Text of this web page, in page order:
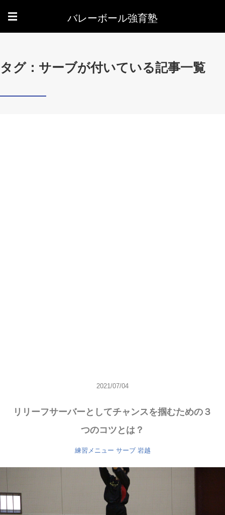
☰ バレーボール強育塾
タグ：サーブが付いている記事一覧
2021/07/04
リリーフサーバーとしてチャンスを掴むための３
つのコツとは？
練習メニュー サーブ 岩越